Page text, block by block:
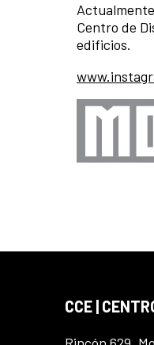
Centro de
edificios.
CCE |